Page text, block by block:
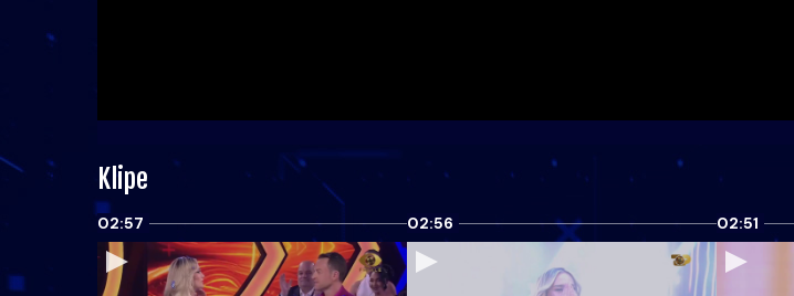
Klipe
02:57 02:56 02:51